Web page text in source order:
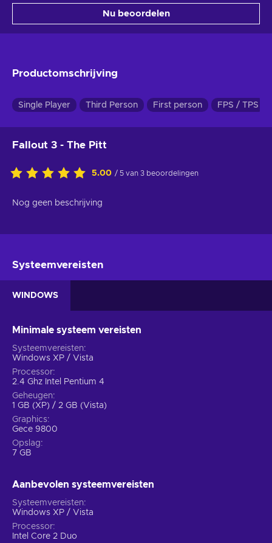
Nu beoordelen
Productomschrijving
Single Player Third Person First person FPS / TPS
Fallout 3 - The Pitt
5.00 / 5 van 3 beoordelingen
Nog geen beschrijving
Systeemvereisten
WINDOWS
Minimale systeem vereisten
Systeemvereisten
Windows XP / Vista
Processor
2.4 Ghz Intel Pentium 4
Geheugen
1 GB (XP) / 2 GB (Vista)
Graphics
Gece 9800
Opslag
7 GB
Aanbevolen systeemvereisten
Systeemvereisten
Windows XP / Vista
Processor
Intel Core 2 Duo